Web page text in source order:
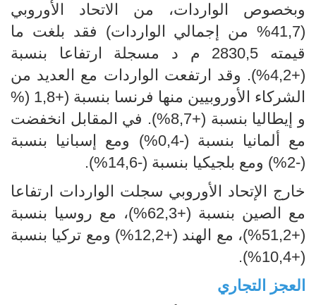
وبخصوص الواردات، من الاتحاد الأوروبي
(41,7% من إجمالي الواردات) فقد بلغت ما
قيمته 2830,5 م د مسجلة ارتفاعا بنسبة
(+4,2%). وقد ارتفعت الواردات مع العديد من
الشركاء الأوروبيين منها فرنسا بنسبة (+1,8 (%
و إيطاليا بنسبة (+8,7%). في المقابل انخفضت
مع ألمانيا بنسبة (-0,4%) ومع إسبانيا بنسبة
(-2%) ومع بلجيكيا بنسبة (-14,6%).
خارج الإتحاد الأوروبي سجلت الواردات ارتفاعا
مع الصين بنسبة (+62,3%)، مع روسيا بنسبة
(+51,2%)، مع الهند (+12,2%) ومع تركيا بنسبة
(+10,4%).
العجز التجاري